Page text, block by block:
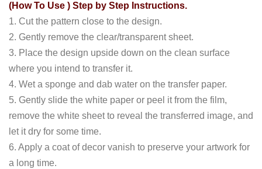
(How To Use ) Step by Step Instructions.
1. Cut the pattern close to the design.
2. Gently remove the clear/transparent sheet.
3. Place the design upside down on the clean surface
where you intend to transfer it.
4. Wet a sponge and dab water on the transfer paper.
5. Gently slide the white paper or peel it from the film,
remove the white sheet to reveal the transferred image, and
let it dry for some time.
6. Apply a coat of decor vanish to preserve your artwork for
a long time.